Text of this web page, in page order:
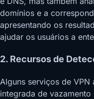
domínios e a
apresentando os
ajudar os usuários a
2. Recursos de
Alguns serviços de
integrada de